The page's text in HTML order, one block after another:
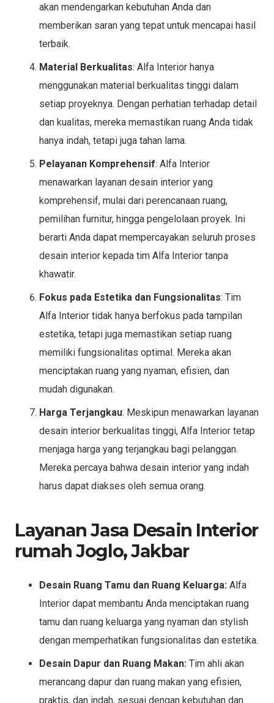
akan mendengarkan kebutuhan Anda dan
memberikan saran yang tepat untuk mencapai hasil
terbaik.
Material Berkualitas: Alfa Interior hanya
menggunakan material berkualitas tinggi dalam
setiap proyeknya. Dengan perhatian terhadap detail
dan kualitas, mereka memastikan ruang Anda tidak
hanya indah, tetapi juga tahan lama.
Pelayanan Komprehensif: Alfa Interior
menawarkan layanan desain interior yang
komprehensif, mulai dari perencanaan ruang,
pemilihan furnitur, hingga pengelolaan proyek. Ini
berarti Anda dapat mempercayakan seluruh proses
desain interior kepada tim Alfa Interior tanpa
khawatir.
Fokus pada Estetika dan Fungsionalitas: Tim
Alfa Interior tidak hanya berfokus pada tampilan
estetika, tetapi juga memastikan setiap ruang
memiliki fungsionalitas optimal. Mereka akan
menciptakan ruang yang nyaman, efisien, dan
mudah digunakan.
Harga Terjangkau: Meskipun menawarkan layanan
desain interior berkualitas tinggi, Alfa Interior tetap
menjaga harga yang terjangkau bagi pelanggan.
Mereka percaya bahwa desain interior yang indah
harus dapat diakses oleh semua orang.
Layanan Jasa Desain Interior
rumah Joglo, Jakbar
Desain Ruang Tamu dan Ruang Keluarga: Alfa
Interior dapat membantu Anda menciptakan ruang
tamu dan ruang keluarga yang nyaman dan stylish
dengan memperhatikan fungsionalitas dan estetika.
Desain Dapur dan Ruang Makan: Tim ahli akan
merancang dapur dan ruang makan yang efisien,
praktis, dan indah, sesuai dengan kebutuhan dan